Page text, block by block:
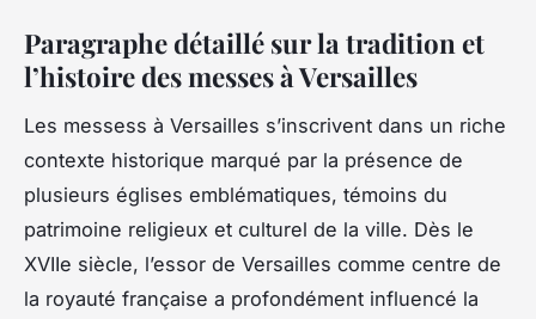
Paragraphe détaillé sur la tradition et
l’histoire des messes à Versailles
Les messess à Versailles s’inscrivent dans un riche
contexte historique marqué par la présence de
plusieurs églises emblématiques, témoins du
patrimoine religieux et culturel de la ville. Dès le
XVIIe siècle, l’essor de Versailles comme centre de
la royauté française a profondément influencé la